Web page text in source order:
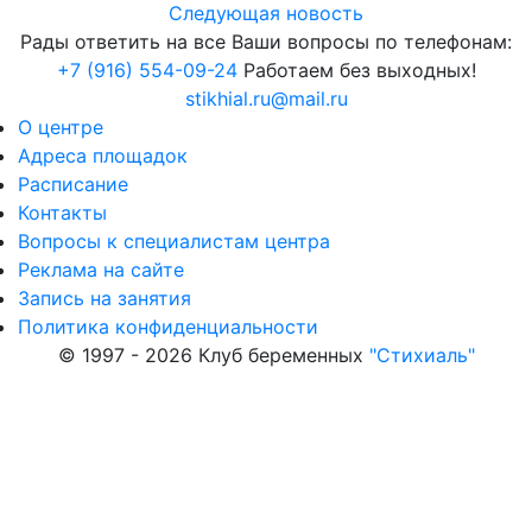
Следующая новость
Рады ответить на все Ваши вопросы по телефонам:
+7 (916) 554-09-24 Работаем без выходных!
stikhial.ru@mail.ru
Вопросы к специалистам центра
Реклама на сайте
Запись на занятия
Политика конфиденциальности
О центре
Адреса площадок
Расписание
Контакты
© 1997 - 2026 Клуб беременных "Стихиаль"